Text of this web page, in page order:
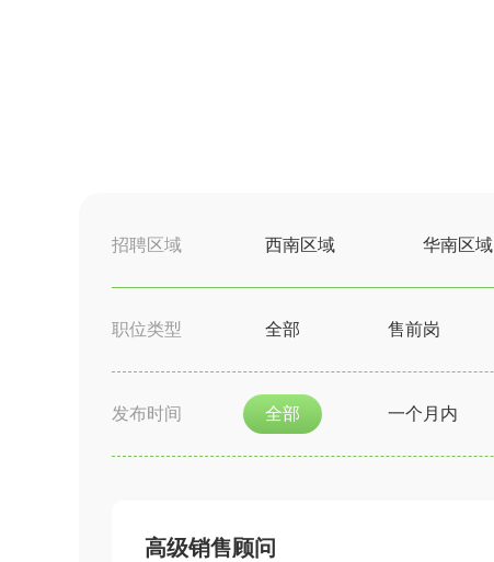
招聘区域 西南区域 华南区域
职位类型 全部 售前岗
发布时间 全部 一个月内
高级销售顾问